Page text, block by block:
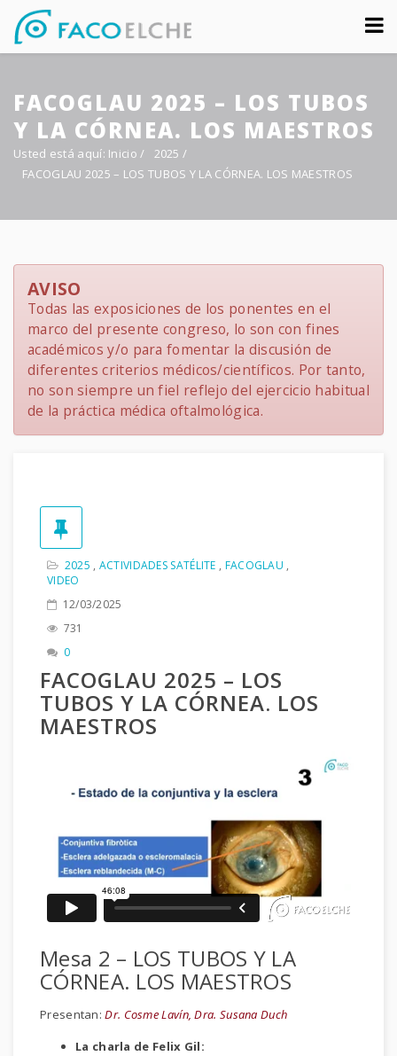
Sobre nosotros
Congreso
Multimedia
Foro FacoElche
Comunicación
Contacto
FACOGLAU 2025 – LOS TUBOS
Y LA CÓRNEA. LOS MAESTROS
Usted está aquí: Inicio / 2025/
FACOGLAU 2025 – LOS TUBOS Y LA CÓRNEA. LOS MAESTROS
AVISO
Todas las exposiciones de los ponentes en el
marco del presente congreso, lo son con fines
académicos y/o para fomentar la discusión de
diferentes criterios médicos/científicos. Por tanto,
no son siempre un fiel reflejo del ejercicio habitual
de la práctica médica oftalmológica.
2025 , ACTIVIDADES SATÉLITE , FACOGLAU ,
VIDEO
12/03/2025
731
0
FACOGLAU 2025 – LOS
TUBOS Y LA CÓRNEA. LOS
MAESTROS
Mesa 2 – LOS TUBOS Y LA
CÓRNEA. LOS MAESTROS
Presentan:Dr. Cosme Lavín, Dra. Susana Duch
La charla de Felix Gil: